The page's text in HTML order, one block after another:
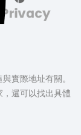
實際地址有關。
還可以找出具體